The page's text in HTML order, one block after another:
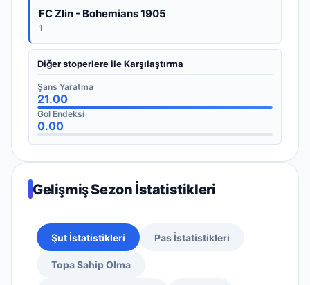
FC Zlin - Bohemians 1905
1
Diğer stoperlere ile Karşılaştırma
Şans Yaratma
21.00
Gol Endeksi
0.00
Gelişmiş Sezon İstatistikleri
Şut İstatistikleri Pas İstatistikleri
Topa Sahip Olma